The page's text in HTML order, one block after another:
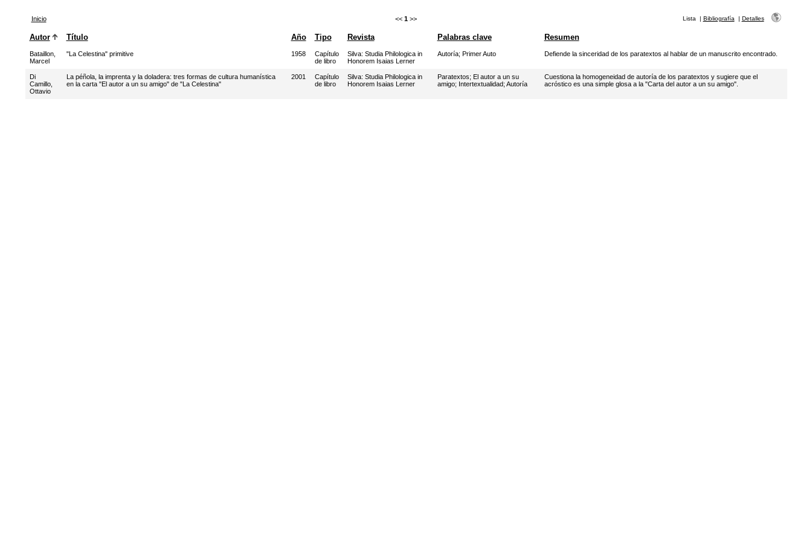
Inicio << 1 >> Lista | Bibliografía | Detalles
Autor Título Año Tipo Revista Palabras clave Resumen
Bataillon,
Marcel
"La Celestina" primitive 1958
Capítulo
de libro
Silva: Studia Philologica in
Honorem Isaias Lerner
Autoría; Primer Auto Defiende la sinceridad de los paratextos al hablar de un manuscrito encontrado.
Di
Camillo,
Ottavio
La péñola, la imprenta y la doladera: tres formas de cultura humanística
en la carta "El autor a un su amigo" de "La Celestina"
2001
Capítulo
de libro
Silva: Studia Philologica in
Honorem Isaias Lerner
Paratextos; El autor a un su
amigo; Intertextualidad; Autoría
Cuestiona la homogeneidad de autoría de los paratextos y sugiere que el
acróstico es una simple glosa a la "Carta del autor a un su amigo".